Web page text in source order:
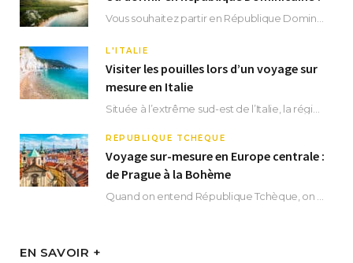
L'ITALIE
Visiter les pouilles lors d’un voyage sur
mesure en Italie
RÉPUBLIQUE TCHÈQUE
Voyage sur-mesure en Europe centrale :
de Prague à la Bohème
EN SAVOIR +